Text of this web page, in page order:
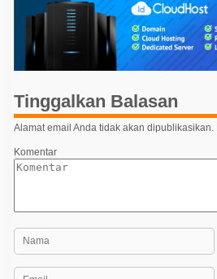
i
p
o
s
Tinggalkan Balasan
Alamat email Anda tidak akan dipublikasikan.
Komentar